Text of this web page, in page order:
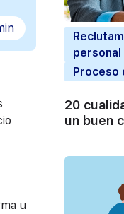
u
personal
Proceso
20
un buen